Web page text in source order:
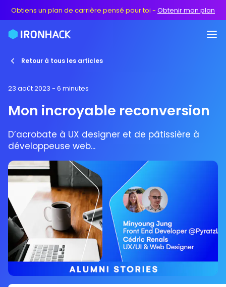
Obtiens un plan de carrière pensé pour toi - Obtenir mon plan
Retour à tous les articles
23 août 2023 - 6 minutes
Mon incroyable reconversion
D’acrobate à UX designer et de pâtissière à
développeuse web...